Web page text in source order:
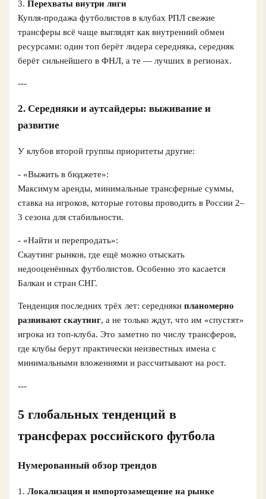
3.Перехваты внутри лиги
Купля-продажа футболистов в клубах РПЛ свежие
трансферы всё чаще выглядят как внутренний обмен
ресурсами: один топ берёт лидера середняка, середняк
берёт сильнейшего в ФНЛ, а те — лучших в регионах.
---
2. Середняки и аутсайдеры: выживание и
развитие
У клубов второй группы приоритеты другие:
- «Выжить в бюджете»:
Максимум аренды, минимальные трансферные суммы,
ставка на игроков, которые готовы проводить в России 2–
3 сезона для стабильности.
- «Найти и перепродать»:
Скаутинг рынков, где ещё можно отыскать
недооценённых футболистов. Особенно это касается
Балкан и стран СНГ.
Тенденция последних трёх лет: середнякипланомерно
развивают скаутинг, а не только ждут, что им «спустят»
игрока из топ-клуба. Это заметно по числу трансферов,
где клубы берут практически неизвестных имена с
минимальными вложениями и рассчитывают на рост.
---
5 глобальных тенденций в
трансферах российского футбола
Нумерованный обзор трендов
1.Локализация и импортозамещение на рынке